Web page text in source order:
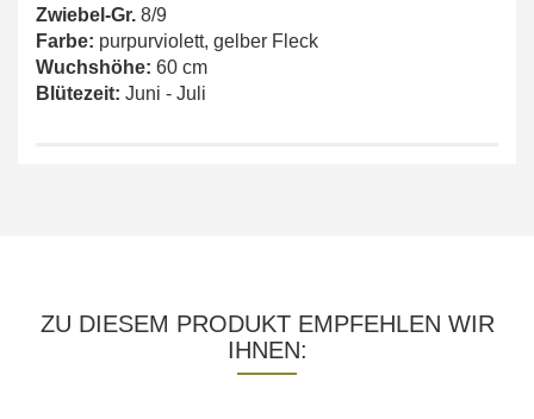
Zwiebel-Gr. 8/9
Farbe: purpurviolett, gelber Fleck
Wuchshöhe: 60 cm
Blütezeit: Juni - Juli
ZU DIESEM PRODUKT EMPFEHLEN WIR
IHNEN: